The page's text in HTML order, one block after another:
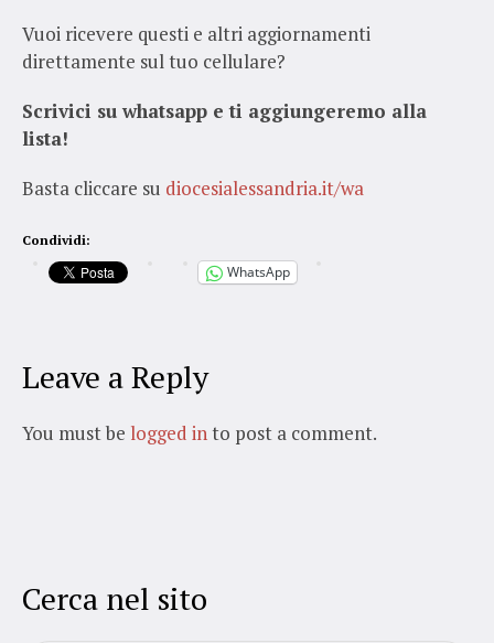
Vuoi ricevere questi e altri aggiornamenti
direttamente sul tuo cellulare?
Scrivici su whatsapp e ti aggiungeremo alla
lista!
Basta cliccare su diocesialessandria.it/wa
Condividi:
WhatsApp
Leave a Reply
You must be logged into post a comment.
Cerca nel sito